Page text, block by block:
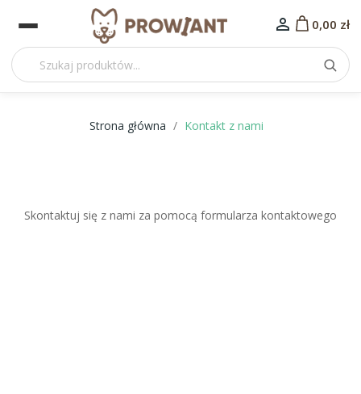
 0,00 zł
Strona główna Kontakt z nami
Skontaktuj się z nami za pomocą formularza kontaktowego